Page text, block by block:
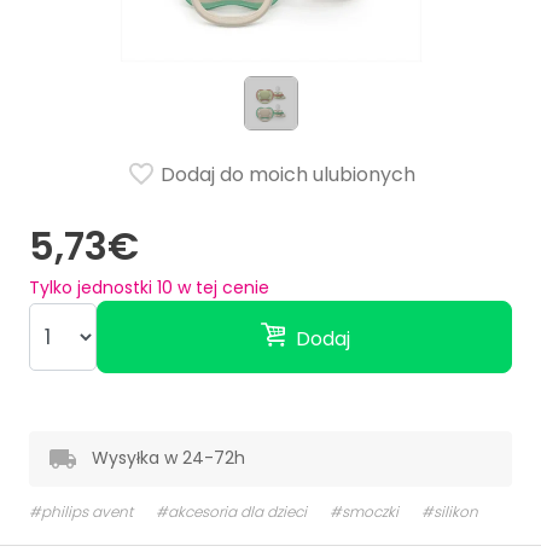
5,73€
Tylko jednostki 10 w tej cenie
Dodaj
Dodaj do moich ulubionych
Wysyłka w 24-72h
#philips avent #akcesoria dla dzieci #smoczki #silikon